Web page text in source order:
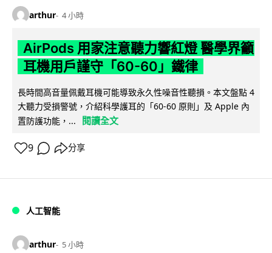
arthur 4 小時
AirPods 用家注意聽力響紅燈 醫學界籲
耳機用戶謹守「60-60」鐵律
長時間高音量佩戴耳機可能導致永久性噪音性聽損。本文盤點 4
大聽力受損警號，介紹科學護耳的「60-60 原則」及 Apple 內
置防護功能，...
閱讀全文
9 分享
人工智能
arthur 5 小時